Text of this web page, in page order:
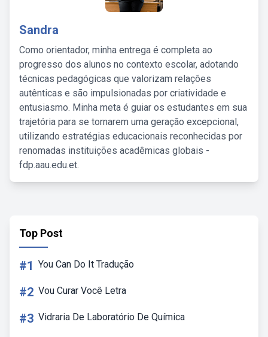
Sandra
Como orientador, minha entrega é completa ao
progresso dos alunos no contexto escolar, adotando
técnicas pedagógicas que valorizam relações
autênticas e são impulsionadas por criatividade e
entusiasmo. Minha meta é guiar os estudantes em sua
trajetória para se tornarem uma geração excepcional,
utilizando estratégias educacionais reconhecidas por
renomadas instituições acadêmicas globais -
fdp.aau.edu.et.
Top Post
#1 You Can Do It Tradução
#2 Vou Curar Você Letra
#3 Vidraria De Laboratório De Química